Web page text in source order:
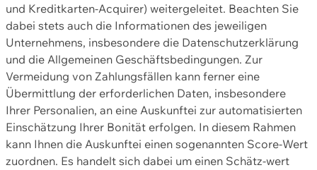
und Kreditkarten-Acquirer) weitergeleitet. Beachten Sie
dabei stets auch die Informationen des jeweiligen
Unternehmens, insbesondere die Datenschutzerklärung
und die Allgemeinen Geschäftsbedingungen. Zur
Vermeidung von Zahlungsfällen kann ferner eine
Übermittlung der erforderlichen Daten, insbesondere
Ihrer Personalien, an eine Auskunftei zur automatisierten
Einschätzung Ihrer Bonität erfolgen. In diesem Rahmen
kann Ihnen die Auskunftei einen sogenannten Score-Wert
zuordnen. Es handelt sich dabei um einen Schätz-wert